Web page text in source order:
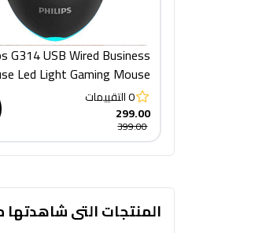
G314 USB Wired Business
Led Light Gaming Mouse
0التقييمات
299.00
399.00
المنتجات التى شاهدتها